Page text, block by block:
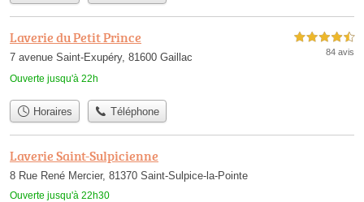
Laverie du Petit Prince
7 avenue Saint-Exupéry, 81600 Gaillac
Ouverte jusqu'à 22h
4,5 étoiles sur 5
84 avis
Horaires Téléphone
Laverie Saint-Sulpicienne
8 Rue René Mercier, 81370 Saint-Sulpice-la-Pointe
Ouverte jusqu'à 22h30